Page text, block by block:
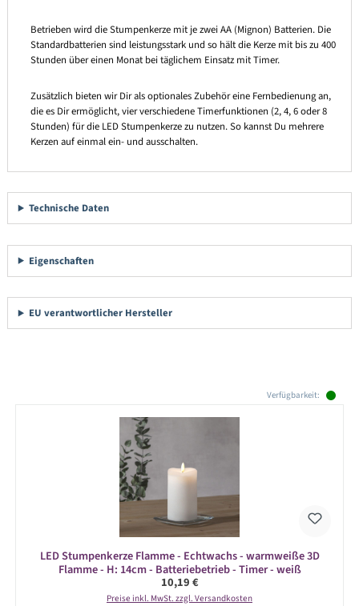
Betrieben wird die Stumpenkerze mit je zwei AA (Mignon) Batterien. Die
Standardbatterien sind leistungsstark und so hält die Kerze mit bis zu 400
Stunden über einen Monat bei täglichem Einsatz mit Timer.
Zusätzlich bieten wir Dir als optionales Zubehör eine Fernbedienung an,
die es Dir ermöglicht, vier verschiedene Timerfunktionen (2, 4, 6 oder 8
Stunden) für die LED Stumpenkerze zu nutzen. So kannst Du mehrere
Kerzen auf einmal ein- und ausschalten.
Technische Daten
Eigenschaften
EU verantwortlicher Hersteller
Verfügbarkeit:
LED Stumpenkerze Flamme - Echtwachs - warmweiße 3D
Flamme - H: 14cm - Batteriebetrieb - Timer - weiß
Regulärer Preis:
10,19 €
Preise inkl. MwSt. zzgl. Versandkosten